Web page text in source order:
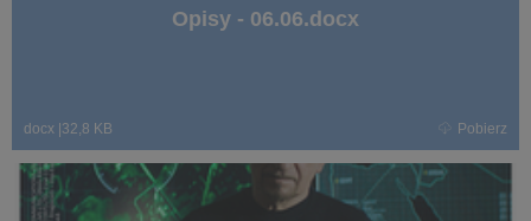
Opisy - 06.06.docx
docx 32,8 KB Pobierz